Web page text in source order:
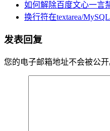
如何解除百度文心一言
换行符在textarea/
发表回复
您的电子邮箱地址不会被公开